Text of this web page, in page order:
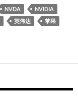
NVDA
NVIDIA
英伟达
苹果